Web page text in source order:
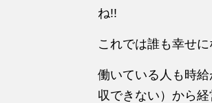
ね!!
これでは誰も幸せ
働いている人も時
収できない）から